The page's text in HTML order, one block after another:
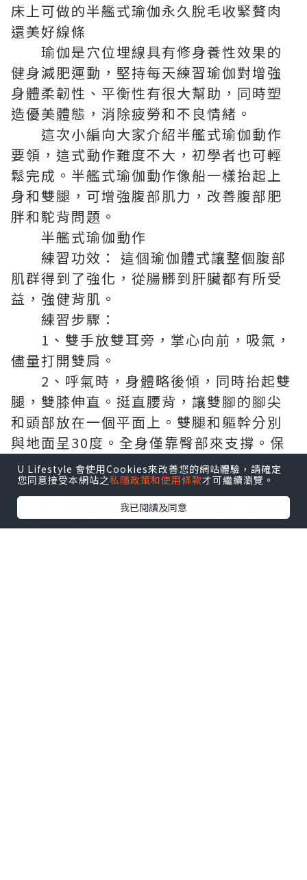
床上可做的半艦式瑜伽永久脫毛收緊贅肉
還美好線條
瑜伽是穴位埋線具有修身養性效果的
健身減肥運動，堅持每天練習瑜伽對增強
身體柔韌性、平衡性有很大幫助，同時塑
造優美體態，消除疲勞和不良情緒。
這次小編向大家介紹半艦式瑜伽動作
要領，這式動作難度不大，初學者也可輕
鬆完成。半艦式瑜伽動作像船一樣抬起上
身和雙腿，可增強腹部肌力，改善腹部肥
胖和駝背問題。
半艦式瑜伽動作
練習功效： 這個瑜伽體式讓整個腹部
肌群得到了強化，從腸髒到肝臟都有所受
益，強健背肌。
練習步驟：
1、雙手放雙耳旁，掌心向前，吸氣，
儘量打開雙肩。
2、呼氣時，身體略後傾，同時抬起雙
腿，雙膝伸直。挺直腰背，讓雙腳的腳尖
和頭部放在一個平面上。雙腿和軀幹分別
與地面呈30度。全身僅靠臀部來支撐。保
持動作時做自然的呼吸。保持姿勢20秒左
右。
3、呼氣時，慢慢地放下雙腿，挺直腰
背，深呼吸。
U Lifestyle 會使用Cookies來改善您的網站體驗，請確定
您同意接受本網站之私隱政策和使用條款才可繼續瀏覽。
我已閱讀及同意